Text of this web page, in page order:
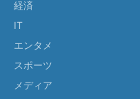
経済
IT
エンタメ
スポーツ
メディア